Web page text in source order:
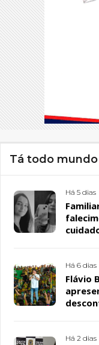
Tá todo
Há 5 dias
Há 6 dias
Flávio
Há 2 dias